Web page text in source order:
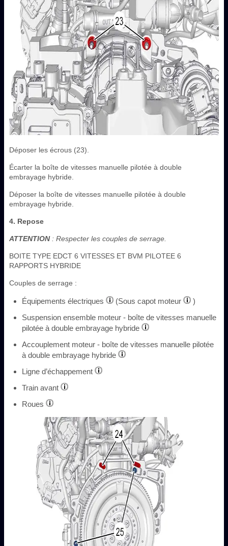
Déposer les écrous (23).
Écarter la boîte de vitesses manuelle pilotée à double
embrayage hybride.
Déposer la boîte de vitesses manuelle pilotée à double
embrayage hybride.
4. Repose
ATTENTION: Respecter les couples de serrage.
BOITE TYPE EDCT 6 VITESSES ET BVM PILOTEE 6
RAPPORTS HYBRIDE
Couples de serrage :
Équipements électriques (Sous capot moteur
)
Suspension ensemble moteur - boîte de vitesses manuelle
pilotée à double embrayage hybride
Accouplement moteur - boîte de vitesses manuelle pilotée
à double embrayage hybride
Ligne d’échappement
Train avant
Roues